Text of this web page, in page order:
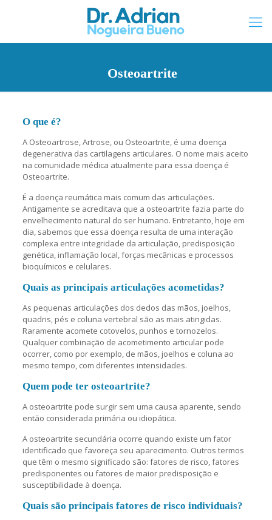
Osteoartrite
O que é?
A Osteoartrose, Artrose, ou Osteoartrite, é uma doença
degenerativa das cartilagens articulares. O nome mais aceito
na comunidade médica atualmente para essa doença é
Osteoartrite.
É a doença reumática mais comum das articulações.
Antigamente se acreditava que a osteoartrite fazia parte do
envelhecimento natural do ser humano. Entretanto, hoje em
dia, sabemos que essa doença resulta de uma interação
complexa entre integridade da articulação, predisposição
genética, inflamação local, forças mecânicas e processos
bioquímicos e celulares.
Quais as principais articulações acometidas?
As pequenas articulações dos dedos das mãos, joelhos,
quadris, pés e coluna vertebral são as mais atingidas.
Raramente acomete cotovelos, punhos e tornozelos.
Qualquer combinação de acometimento articular pode
ocorrer, como por exemplo, de mãos, joelhos e coluna ao
mesmo tempo, com diferentes intensidades.
Quem pode ter osteoartrite?
A osteoartrite pode surgir sem uma causa aparente, sendo
então considerada primária ou idiopática.
A osteoartrite secundária ocorre quando existe um fator
identificado que favoreça seu aparecimento. Outros termos
que têm o mesmo significado são: fatores de risco, fatores
predisponentes ou fatores de maior predisposição e
susceptibilidade à doença.
Quais são principais fatores de risco individuais?